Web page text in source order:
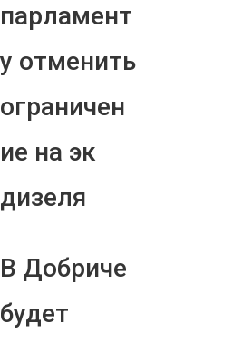
парламент
у отменить
ограничен
ие на эк
дизеля
В Добриче
будет